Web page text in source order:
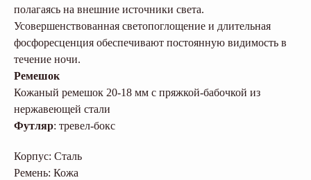
полагаясь на внешние источники света.
Усовершенствованная светопоглощение и длительная
фосфоресценция обеспечивают постоянную видимость в
течение ночи.
Ремешок
Кожаный ремешок 20-18 мм с пряжкой-бабочкой из
нержавеющей стали
Футляр: тревел-бокс
Корпус: Сталь
Ремень: Кожа